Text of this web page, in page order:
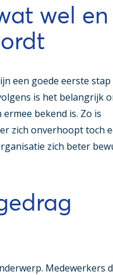
wel en
een goede eerste stap
is het belangrijk
bekend is. Zo is
zich onverhoopt toch
zich beter
Medewerkers